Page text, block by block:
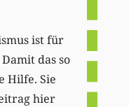
ist für
das so
Hilfe. Sie
hier